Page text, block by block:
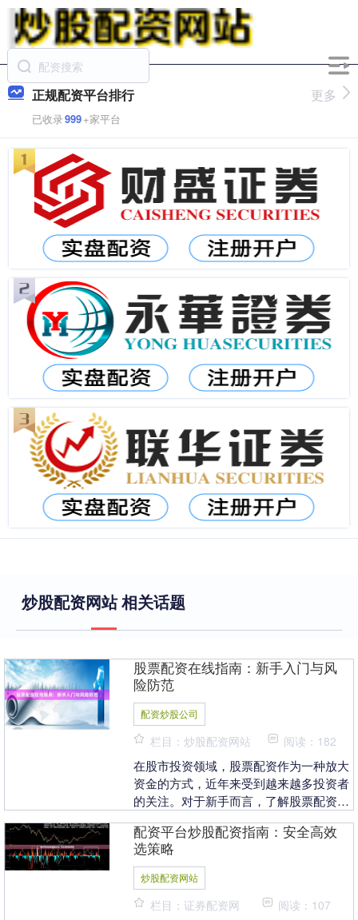
正规配资平台排行
已收录999+家平台
更多
炒股配资网站 相关话题
股票配资在线指南：新手入门与风
险防范
配资炒股公司
栏目：炒股配资网站 阅读：182
在股市投资领域，股票配资作为一种放大
资金的方式，近年来受到越来越多投资者
的关注。对于新手而言，了解股票配资的
出稳健投资第一步....
配资平台炒股配资指南：安全高效
选策略
炒股配资网站
栏目：证券配资网 阅读：107